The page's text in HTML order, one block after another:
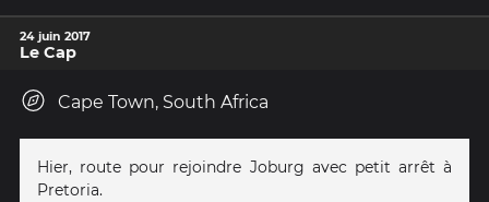
24 juin 2017
Le Cap
Cape Town, South Africa
Hier, route pour rejoindre Joburg avec petit arrêt à
Pretoria.